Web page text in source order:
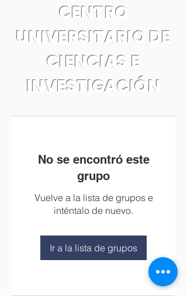
CENTRO
UNIVERSITARIO DE
CIENCIAS E
INVESTIGACIÓN
No se encontró este
grupo
Vuelve a la lista de grupos e
inténtalo de nuevo.
Ir a la lista de grupos